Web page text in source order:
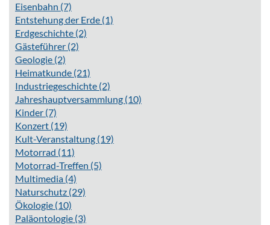
Eisenbahn (7)
Entstehung der Erde (1)
Erdgeschichte (2)
Gästeführer (2)
Geologie (2)
Heimatkunde (21)
Industriegeschichte (2)
Jahreshauptversammlung (10)
Kinder (7)
Konzert (19)
Kult-Veranstaltung (19)
Motorrad (11)
Motorrad-Treffen (5)
Multimedia (4)
Naturschutz (29)
Ökologie (10)
Paläontologie (3)